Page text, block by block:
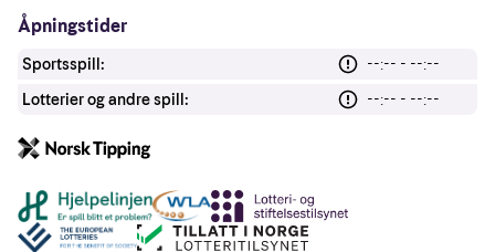
Åpningstider
Sportsspill:
--:-- - --:--
Lotterier og andre spill:
--:-- - --:--
Andre lenker